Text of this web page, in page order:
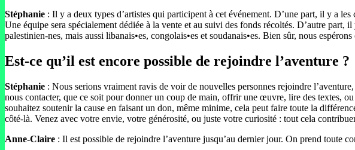
Stéphanie : Il y a deux types d’artistes qui participent à cet événement. D’une part, il y a
Une équipe sera spécialement dédiée à la vente et au suivi des fonds récoltés. D’autre part,
palestinien-nes, mais aussi libanais•es, congolais•es et soudanais•es. Bien sûr, nous
Est-ce qu’il est encore possible de rejoindre l’aventure ?
Stéphanie : Nous serions vraiment ravis de voir de nouvelles personnes rejoindre
nous contacter, que ce soit pour donner un coup de main, offrir une œuvre, lire des textes,
souhaitez soutenir la cause en faisant un don, même minime, cela peut faire toute la
côté-là. Venez avec votre envie, votre générosité, ou juste votre curiosité : tout cela
Anne-Claire : Il est possible de rejoindre l’aventure jusqu’au dernier jour. On prend toute